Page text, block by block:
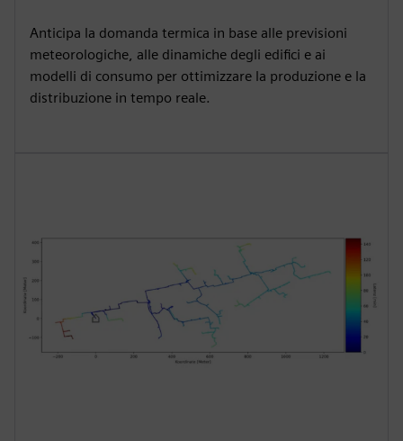
Anticipa la domanda termica in base alle previsioni
meteorologiche, alle dinamiche degli edifici e ai
modelli di consumo per ottimizzare la produzione e la
distribuzione in tempo reale.